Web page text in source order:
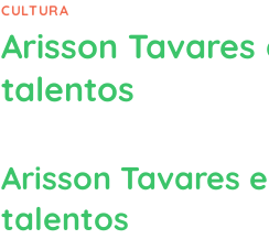
CULTURA
Arisson
talentos
Arisson Tavares
talentos